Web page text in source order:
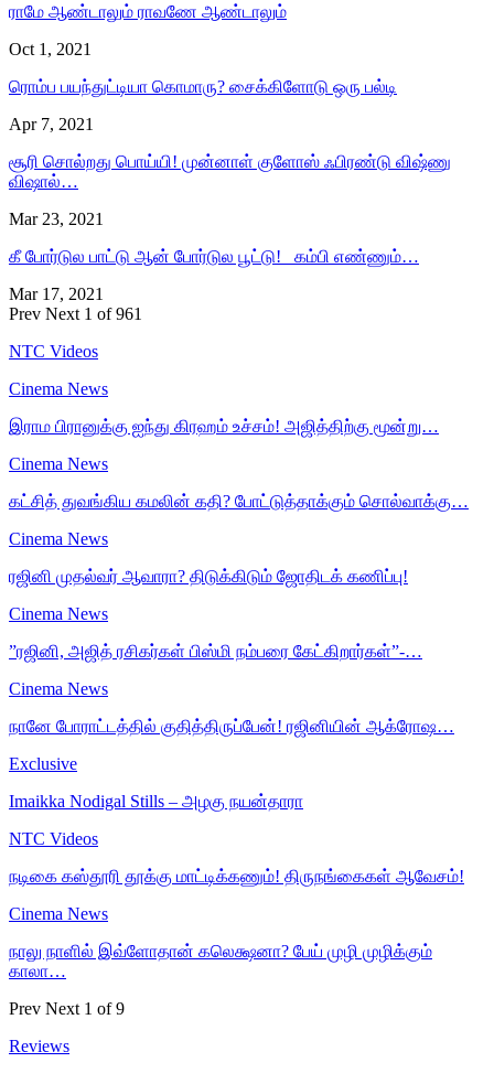
ராமே ஆண்டாலும் ராவணே ஆண்டாலும்
Oct 1, 2021
ரொம்ப பயந்துட்டியா கொமாரு? சைக்கிளோடு ஒரு பல்டி
Apr 7, 2021
சூரி சொல்றது பொய்யி! முன்னாள் குளோஸ் ஃபிரண்டு விஷ்ணு
விஷால்…
Mar 23, 2021
கீ போர்டுல பாட்டு ஆன் போர்டுல பூட்டு! கம்பி எண்ணும்…
Mar 17, 2021
Prev Next 1 of 961
NTC Videos
Cinema News
இராம பிரானுக்கு ஐந்து கிரஹம் உச்சம்! அஜித்திற்கு மூன்று…
Cinema News
கட்சித் துவங்கிய கமலின் கதி? போட்டுத்தாக்கும் சொல்வாக்கு…
Cinema News
ரஜினி முதல்வர் ஆவாரா? திடுக்கிடும் ஜோதிடக் கணிப்பு!
Cinema News
”ரஜினி, அஜித் ரசிகர்கள் பிஸ்மி நம்பரை கேட்கிறார்கள்”-…
Cinema News
நானே போராட்டத்தில் குதித்திருப்பேன்! ரஜினியின் ஆக்ரோஷ…
Exclusive
Imaikka Nodigal Stills – அழகு நயன்தாரா
NTC Videos
நடிகை கஸ்தூரி தூக்கு மாட்டிக்கணும்! திருநங்கைகள் ஆவேசம்!
Cinema News
நாலு நாளில் இவ்ளோதான் கலெக்ஷனா? பேய் முழி முழிக்கும்
காலா…
Prev Next 1 of 9
Reviews